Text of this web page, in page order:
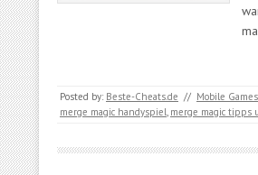
Posted by: Beste-Cheats.de // Mobile Games
merge magic handyspiel merge magic tipps